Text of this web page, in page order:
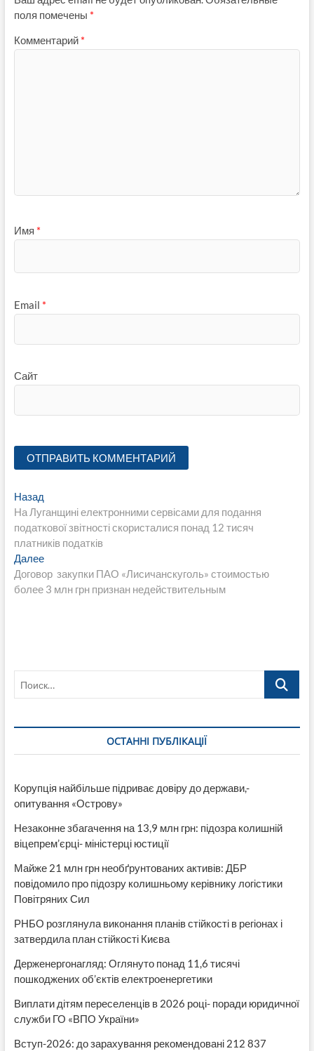
поля помечены *
Комментарий *
Имя *
Email *
Сайт
Навигация
по
записям
НазадПредыдущая
запись:
На Луганщині електронними сервісами для подання
податкової звітності скористалися понад 12 тисяч
платників податків
ДалееСледующая
запись:
Договор закупки ПАО «Лисичанскуголь» стоимостью
более 3 млн грн признан недействительным
Поиск…
ОСТАННІ ПУБЛІКАЦІЇ
Корупція найбільше підриває довіру до держави,-
опитування «Острову»
Незаконне збагачення на 13,9 млн грн: підозра колишній
віцепрем’єрці- міністерці юстиції
Майже 21 млн грн необґрунтованих активів: ДБР
повідомило про підозру колишньому керівнику логістики
Повітряних Сил
РНБО розглянула виконання планів стійкості в регіонах і
затвердила план стійкості Києва
Держенергонагляд: Оглянуто понад 11,6 тисячі
пошкоджених об’єктів електроенергетики
Виплати дітям переселенців в 2026 році- поради юридичної
служби ГО «ВПО України»
Вступ-2026: до зарахування рекомендовані 212 837